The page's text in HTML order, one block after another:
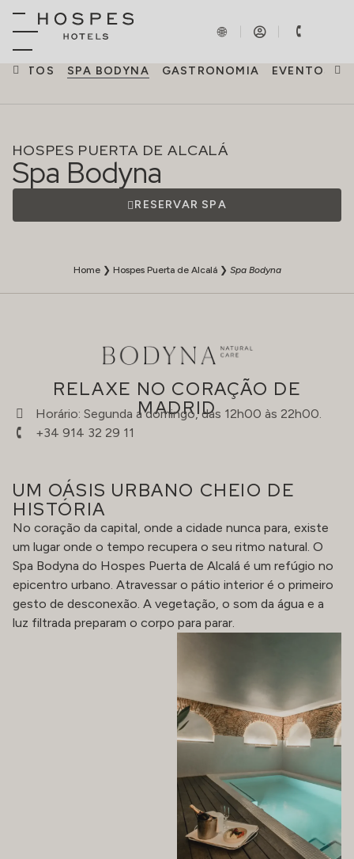
SPA BODYNA GASTRONOMIA EVENTOS
HOSPES PUERTA DE ALCALÁ
Spa Bodyna
RESERVAR SPA
Home❯ Hospes Puerta de Alcalá❯ Spa Bodyna
RELAXE NO CORAÇÃO DE
MADRID
Horário: Segunda a domingo, das 12h00 às 22h00.
+34 914 32 29 11
UM OÁSIS URBANO CHEIO DE
HISTÓRIA
No coração da capital, onde a cidade nunca para, existe
um lugar onde o tempo recupera o seu ritmo natural. O
Spa Bodyna do Hospes Puerta de Alcalá é um refúgio no
epicentro urbano. Atravessar o pátio interior é o primeiro
gesto de desconexão. A vegetação, o som da água e a
luz filtrada preparam o corpo para parar.